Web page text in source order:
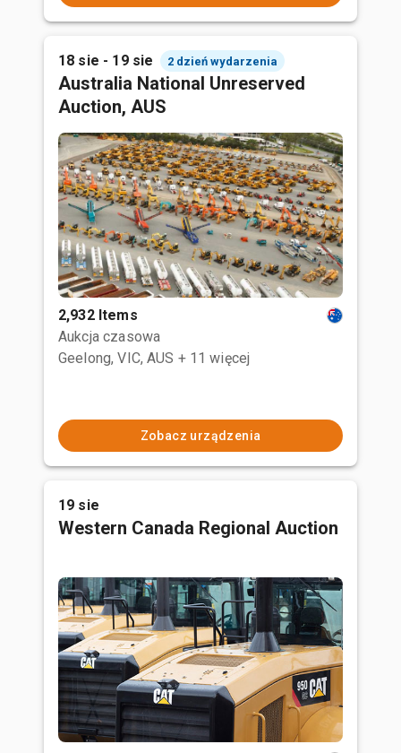
18 sie - 19 sie 2 dzień wydarzenia
Australia National Unreserved
Auction, AUS
2,932 Items
Aukcja czasowa
Geelong, VIC, AUS + 11 więcej
Zobacz urządzenia
19 sie
Western Canada Regional Auction